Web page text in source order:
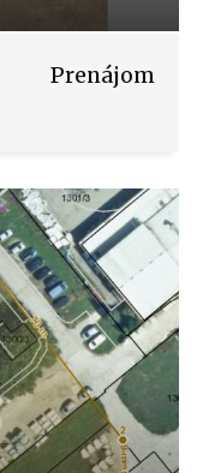
Prenájom